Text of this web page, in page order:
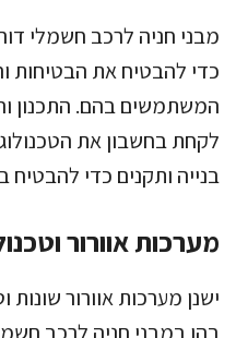
מבני חניה לרכב חשמלי
כדי להבטיח את הבטיחות
המשתמשים בהם. התכנון
לקחת בחשבון את
בנייה ותקנים כדי להבטיח
מערכות אוורור
ישנן מערכות אוורור